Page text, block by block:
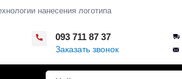
нанесения логотипа
093 711 87 37
Заказать звонок